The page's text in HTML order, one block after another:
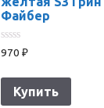
Файбер
0
из
970 ₽
Купить